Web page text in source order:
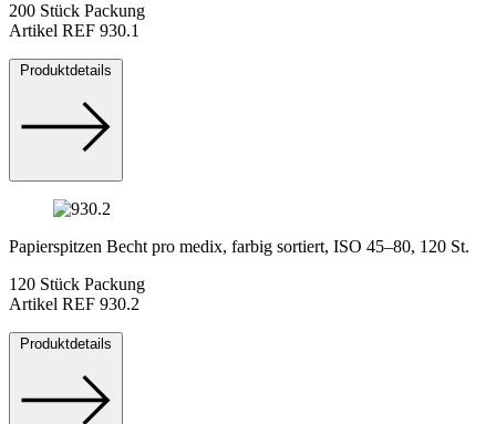
200 Stück Packung
Artikel REF 930.1
Produktdetails
Papierspitzen Becht pro medix, farbig sortiert, ISO 45–80, 120 St.
120 Stück Packung
Artikel REF 930.2
Produktdetails